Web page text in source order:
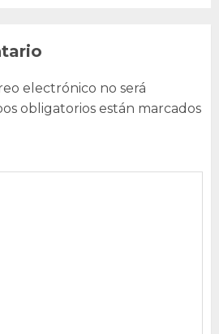
electrónico no será
obligatorios están marcados